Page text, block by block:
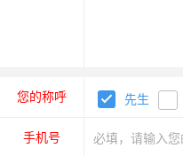
您的称呼 先生
手机号